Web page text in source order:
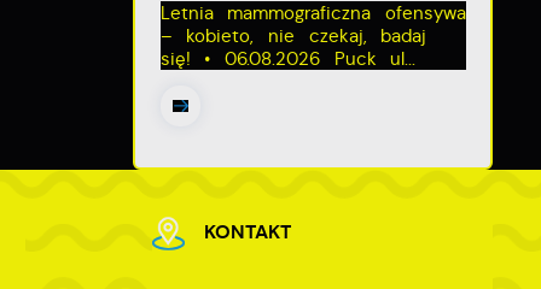
Letnia mammograficzna ofensywa
– kobieto, nie czekaj, badaj
się! • 06.08.2026 Puck ul...
KONTAKT